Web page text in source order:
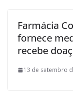
Farmácia
fornece
recebe
13 de setembro